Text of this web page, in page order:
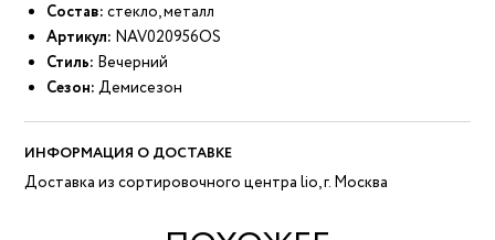
Состав: стекло, металл
Артикул: NAV020956OS
Стиль: Вечерний
Сезон: Демисезон
ИНФОРМАЦИЯ О ДОСТАВКЕ
Доставка из сортировочного центра lio, г. Москва